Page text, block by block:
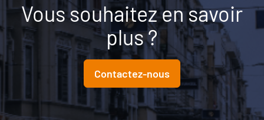
Vous souhaitez en savoir
plus ?
Contactez-nous